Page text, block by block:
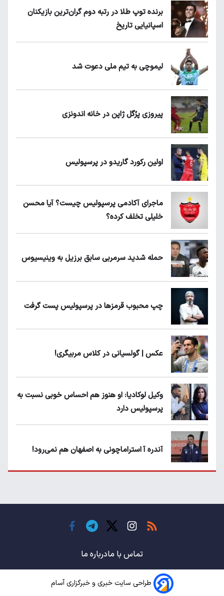
برنده توپ طلا در رتبه دوم گران‌ترین بازیکنان
اسپانیایی تاریخ
لیموچی به تیم ملی دعوت شد
پیروزی پرُگل ژاپن در خانه اندونزی
اولین رکورد گاریدو در پرسپولیس
ماجرای آکادمی پرسپولیس چیست؟ آیا محسن
خلیلی تخلف کرده؟
حمله شدید سرمربی سابق برزیل به وینیسیوس
چپ محبوب قرمزها در پرسپولیس پست گرفت
عکس | گولسیانی در کلاس مربیگری!
وکیل لوکادیا: او هنوز هم احساس خوبی نسبت به
پرسپولیس دارد
آندره آ استراماچونی به اصفهان هم نمی‌رود!
حسن روی هوا!
باشگاه های جهان
سروش رفیعی مقابل الریان فیکس است؟
تماس با مادرباره ما
طراحی سایت خبری و خبرگزاری آسام